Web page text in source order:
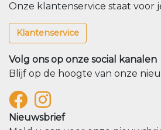
Onze klantenservice staat voor
Klantenservice
Volg ons op onze social kanalen
Blijf op de hoogte van onze
Nieuwsbrief